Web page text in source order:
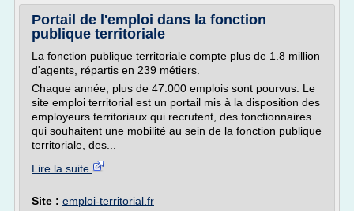
Portail de l'emploi dans la fonction
publique territoriale
La fonction publique territoriale compte plus de 1.8 million
d'agents, répartis en 239 métiers.
Chaque année, plus de 47.000 emplois sont pourvus. Le
site emploi territorial est un portail mis à la disposition des
employeurs territoriaux qui recrutent, des fonctionnaires
qui souhaitent une mobilité au sein de la fonction publique
territoriale, des...
Lire la suite
Site : emploi-territorial.fr